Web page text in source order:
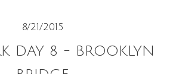
8/21/2015
DAY 8 - BROOKLYN